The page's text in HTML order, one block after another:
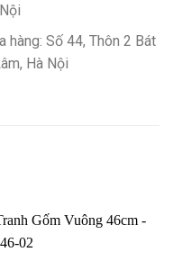
Số 44, Thôn 2 Bát
Hà Nội